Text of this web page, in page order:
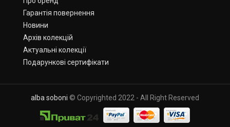
Гарантія повернення
Новини
Архів колекцій
Актуальні колекції
Подарункові сертифікати
alba soboni © Copyrighted 2022 - All Right Reserved